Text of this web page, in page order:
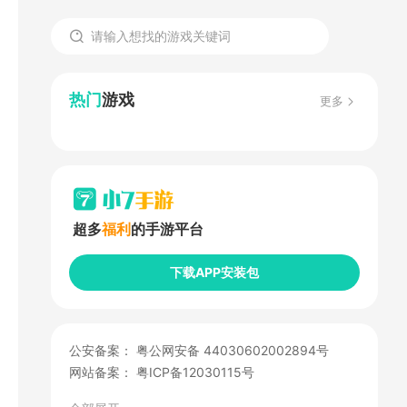
热门游戏 更多
超多福利 的手游平台
下载APP安装包
公安备案： 粤公网安备 44030602002894号
网站备案： 粤ICP备12030115号